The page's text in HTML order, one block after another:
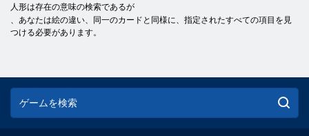
人形は存在の意味の検索であるが
、あなたは絵の違い、同一のカードと同様に、指定されたすべての項目を見
つける必要があります。